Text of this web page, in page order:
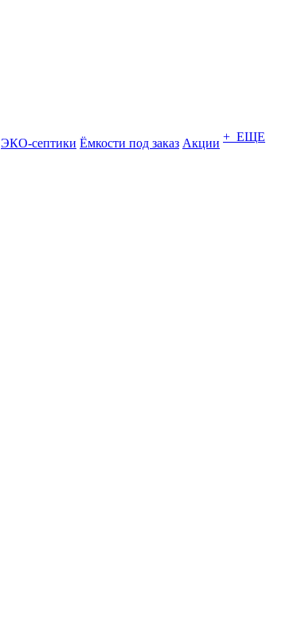
ЭКО-септики Ёмкости под заказ Акции + ЕЩЕ